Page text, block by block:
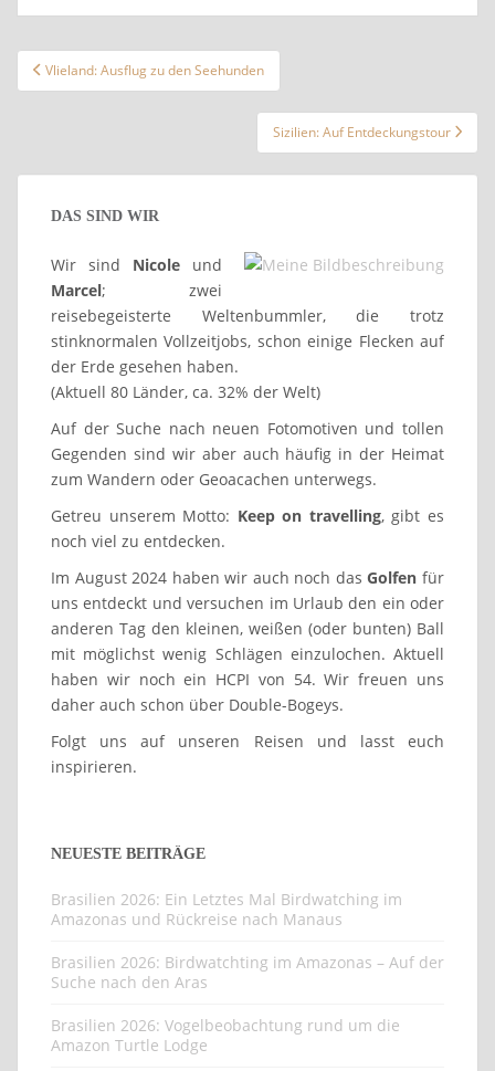
Beitragsnavigation
Vlieland: Ausflug zu den Seehunden
Sizilien: Auf Entdeckungstour
DAS SIND WIR
Wir sind Nicole und
Marcel; zwei
reisebegeisterte Weltenbummler, die trotz
stinknormalen Vollzeitjobs, schon einige Flecken auf
der Erde gesehen haben.
(Aktuell 80 Länder, ca. 32% der Welt)
Auf der Suche nach neuen Fotomotiven und tollen
Gegenden sind wir aber auch häufig in der Heimat
zum Wandern oder Geoacachen unterwegs.
Getreu unserem Motto: Keep on travelling, gibt es
noch viel zu entdecken.
Im August 2024 haben wir auch noch dasGolfen für
uns entdeckt und versuchen im Urlaub den ein oder
anderen Tag den kleinen, weißen (oder bunten) Ball
mit möglichst wenig Schlägen einzulochen. Aktuell
haben wir noch ein HCPI von 54. Wir freuen uns
daher auch schon über Double-Bogeys.
Folgt uns auf unseren Reisen und lasst euch
inspirieren.
NEUESTE BEITRÄGE
Brasilien 2026: Ein Letztes Mal Birdwatching im
Amazonas und Rückreise nach Manaus
Brasilien 2026: Birdwatchting im Amazonas – Auf der
Suche nach den Aras
Brasilien 2026: Vogelbeobachtung rund um die
Amazon Turtle Lodge